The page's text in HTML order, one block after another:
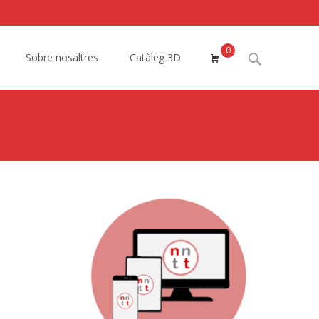
Sobre nosaltres Catàleg 3D
0
Search